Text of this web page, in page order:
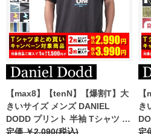
【max8】【tenN】【爆割T】大
きいサイズ メンズ DANIEL
DODD プリント 半袖 Tシャツ 全
8色 azt-2502pt5 【t2501】
定価 ￥2,090(税込)
き
6
定